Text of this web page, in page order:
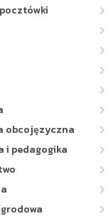
obcojęzyczna
i pedagogika